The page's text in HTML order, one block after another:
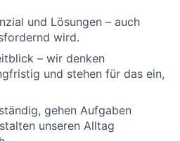
und Lösungen – auch
wird.
– wir denken
und stehen für das ein,
gehen Aufgaben
unseren Alltag